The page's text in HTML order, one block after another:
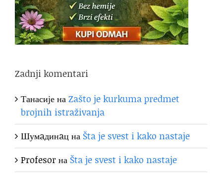
Zadnji komentari
ТанасијенаZašto je kurkuma predmet
brojnih istraživanja
Шумaдинaцна Šta je svest i kako nastaje
Profesorна Šta je svest i kako nastaje